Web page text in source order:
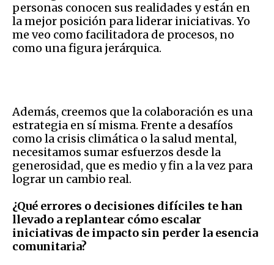
personas conocen sus realidades y están en
la mejor posición para liderar iniciativas. Yo
me veo como facilitadora de procesos, no
como una figura jerárquica.
Además, creemos que la colaboración es una
estrategia en sí misma. Frente a desafíos
como la crisis climática o la salud mental,
necesitamos sumar esfuerzos desde la
generosidad, que es medio y fin a la vez para
lograr un cambio real.
¿Qué errores o decisiones difíciles te han
llevado a replantear cómo escalar
iniciativas de impacto sin perder la esencia
comunitaria?